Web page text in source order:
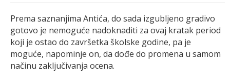
Prema saznanjima Antića, do sada izgubljeno gradivo
gotovo je nemoguće nadoknaditi za ovaj kratak period
koji je ostao do završetka školske godine, pa je
moguće, napominje on, da dođe do promena u samom
načinu zaključivanja ocena.